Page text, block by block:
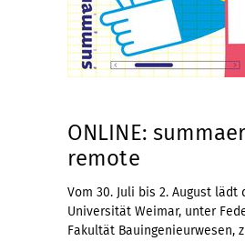
ONLINE:
remote
Vom 30. Juli bis 2. August lädt
Universität Weimar, unter
Fakultät Bauingenieurwesen,